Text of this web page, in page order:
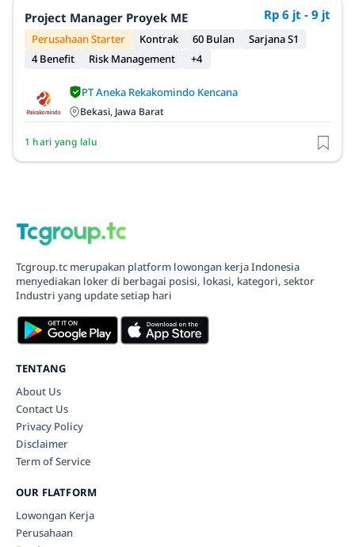
Project Manager Proyek ME Rp 6 jt - 9 jt
Perusahaan Starter Kontrak 60 Bulan
Sarjana S1
4 Benefit
Risk Management +4
PT Aneka Rekakomindo Kencana
Bekasi, Jawa Barat
1 hari yang lalu
Tcgroup.tc merupakan platform lowongan kerja Indonesia
menyediakan loker di berbagai posisi, lokasi, kategori, sektor
Industri yang update setiap hari
TENTANG
About Us
Contact Us
Privacy Policy
Disclaimer
Term of Service
OUR FLATFORM
Lowongan Kerja
Perusahaan